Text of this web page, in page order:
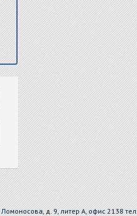
Ломоносова, д. 9, литер А, офис 2138